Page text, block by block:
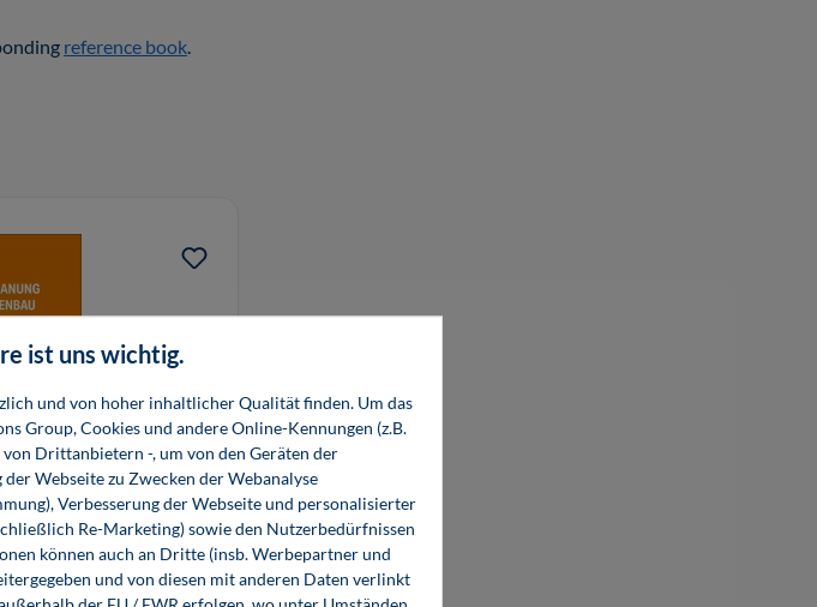
reference book.
Cost Estimation in Plant Construction
119,80 €* 119,80 €*
ist uns wichtig.
und von hoher inhaltlicher Qualität finden. Um das
Group, Cookies und andere Online-Kennungen (z.B.
von Drittanbietern -, um von den Geräten der
Webseite zu Zwecken der Webanalyse
Verbesserung der Webseite und personalisierter
Re-Marketing) sowie den Nutzerbedürfnissen
können auch an Dritte (insb. Werbepartner und
und von diesen mit anderen Daten verlinkt
der EU / EWR erfolgen, wo unter Umständen